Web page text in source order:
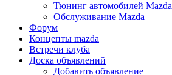
Тюнинг автомобилей Mazda
Обслуживание Mazda
Форум
Концепты mazda
Встречи клуба
Доска объявлений
Добавить объявление